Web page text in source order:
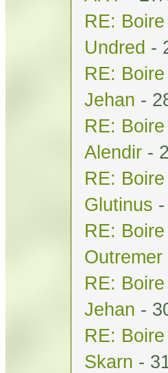
RE:
Undred -
RE:
Jehan -
RE:
Alendir -
RE:
Glutinus
RE:
Outremer
RE:
Jehan -
RE:
Skarn -